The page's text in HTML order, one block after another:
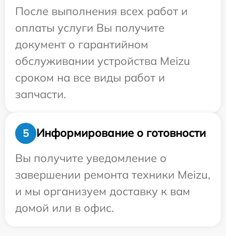
После выполнения всех работ и
оплаты услуги Вы получите
документ о гарантийном
обслуживании устройства Meizu
сроком на все виды работ и
запчасти.
5
Информирование о готовности
Вы получите уведомление о
завершении ремонта техники Meizu,
и мы организуем доставку к вам
домой или в офис.